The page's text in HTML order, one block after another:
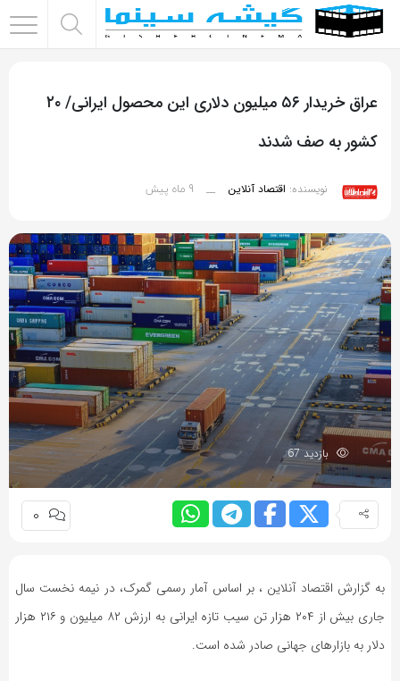
اشتراک
گذاری
با
استفاده
روش‌های
می‌توانید
این
صفحه
را
با
دوستان
خود
به
اشتراک
بگذارید.
کپی
لینک
عراق خریدار ۵۶ میلیون دلاری این محصول ایرانی/ ۲۰
کشور به صف شدند
نویسنده: اقتصاد آنلاین __ 9 ماه پیش
بازدید 67
0
به گزارش اقتصاد آنلاین ، بر اساس آمار رسمی گمرک، در نیمه نخست سال
جاری بیش از ۲۰۴ هزار تن سیب تازه ایرانی به ارزش ۸۲ میلیون و ۲۱۶ هزار
دلار به بازار‌های جهانی صادر شده است.